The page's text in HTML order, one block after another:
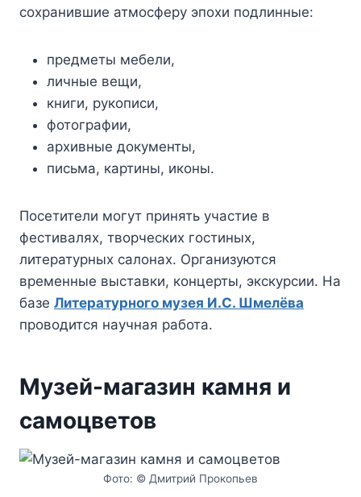
сохранившие атмосферу эпохи подлинные:
предметы мебели,
личные вещи,
книги, рукописи,
фотографии,
архивные документы,
письма, картины, иконы.
Посетители могут принять участие в
фестивалях, творческих гостиных,
литературных салонах. Организуются
временные выставки, концерты, экскурсии. На
базе Литературного музея И.С. Шмелёва
проводится научная работа.
Музей-магазин камня и
самоцветов
Фото: © Дмитрий Прокопьев